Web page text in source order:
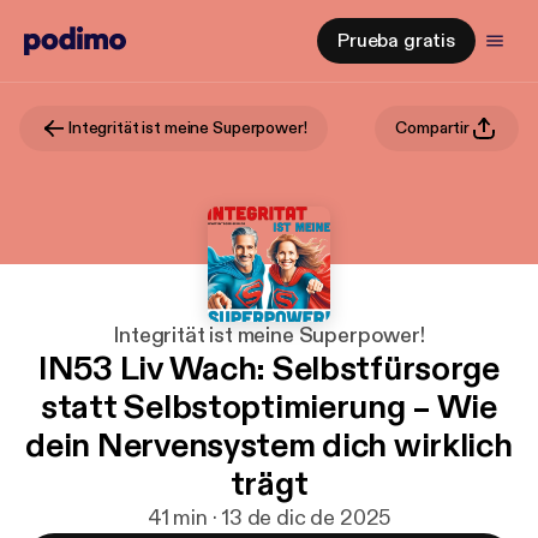
Prueba gratis
Integrität ist meine Superpower! Compartir
Integrität ist meine Superpower!
IN53 Liv Wach: Selbstfürsorge
statt Selbstoptimierung – Wie
dein Nervensystem dich wirklich
trägt
41 min · 13 de dic de 2025